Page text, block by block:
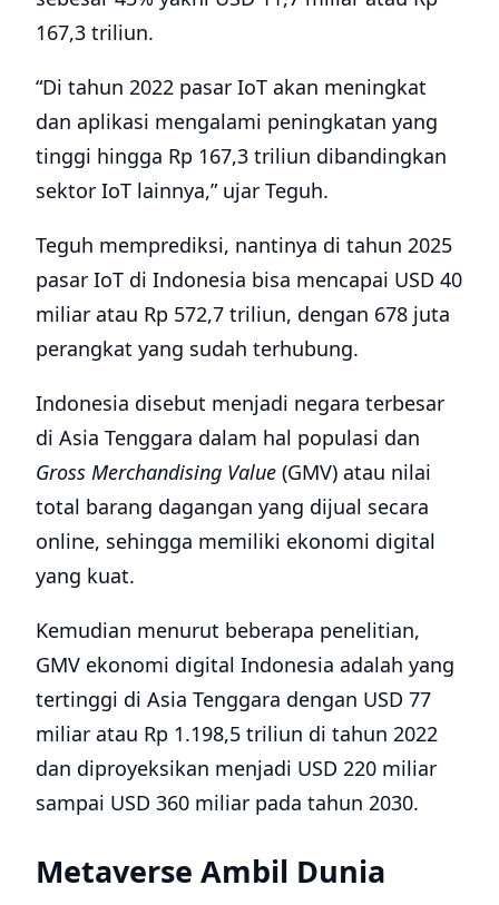
Ditulis oleh Sigit Nugraha
Jurnalis teknologi di Telset.id. Menulis berita,
gadget, dan tren industri tech.
Ikuti Telset.iddi Google News
Komentar
Kirim Komentar
Berita Terkait
Alasan Utama PlayStation 2 Tetap Tak